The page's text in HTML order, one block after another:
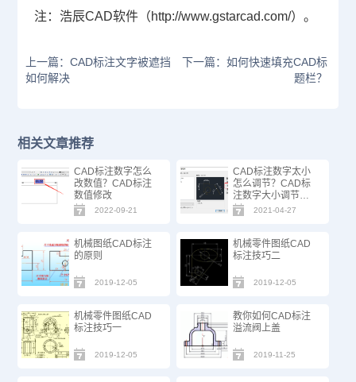
注：浩辰CAD软件（http://www.gstarcad.com/）。
上一篇：CAD标注文字被遮挡
如何解决
下一篇：如何快速填充CAD标
题栏？
相关文章推荐
CAD标注数字怎么
改数值？CAD标注
数值修改
2022-09-21
CAD标注数字太小
怎么调节？CAD标
注数字大小调节方
法
2021-04-27
机械图纸CAD标注
的原则
2019-12-05
机械零件图纸CAD
标注技巧二
2019-12-05
机械零件图纸CAD
标注技巧一
2019-12-05
教你如何CAD标注
溢流阀上盖
2019-11-25